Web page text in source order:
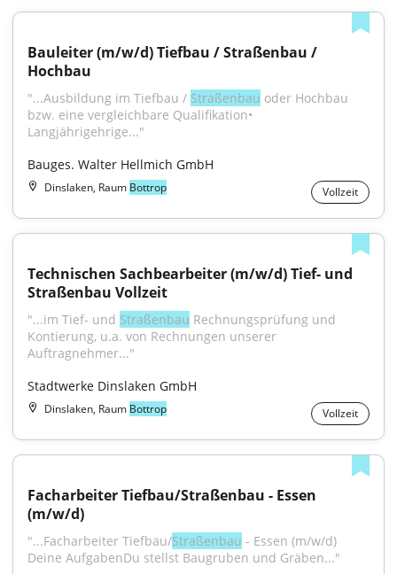
Bauleiter (m/w/d) Tiefbau / Straßenbau /
Hochbau
"...Ausbildung im Tiefbau / Straßenbau oder Hochbau
bzw. eine vergleichbare Qualifikation•
Langjährigehrige..."
Bauges. Walter Hellmich GmbH
Dinslaken, Raum Bottrop Vollzeit
Technischen Sachbearbeiter (m/w/d) Tief- und
Straßenbau Vollzeit
"...im Tief- und Straßenbau Rechnungsprüfung und
Kontierung, u.a. von Rechnungen unserer
Auftragnehmer..."
Stadtwerke Dinslaken GmbH
Dinslaken, Raum Bottrop Vollzeit
Facharbeiter Tiefbau/Straßenbau - Essen
(m/w/d)
"...Facharbeiter Tiefbau/Straßenbau - Essen (m/w/d)
Deine AufgabenDu stellst Baugruben und Gräben..."